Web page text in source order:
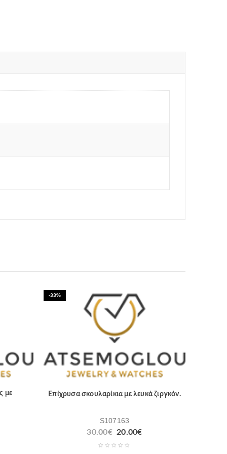
με
-33%
Επίχρυσα σκουλαρίκια με λευκά ζιργκόν.
S107163
30.00€ 20.00€